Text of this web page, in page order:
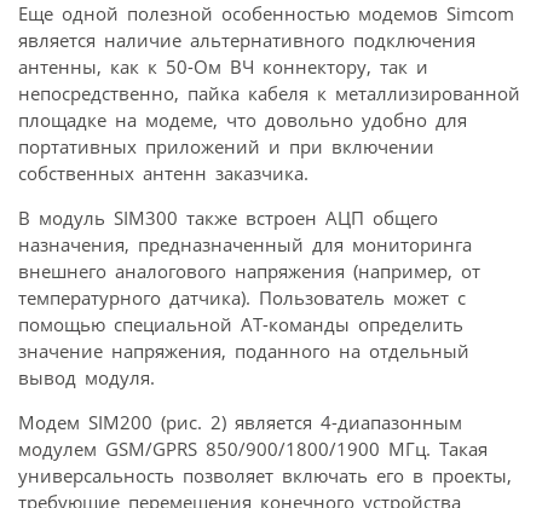
Еще одной полезной особенностью модемов Simcom
является наличие альтернативного подключения
антенны, как к 50-Ом ВЧ коннектору, так и
непосредственно, пайка кабеля к металлизированной
площадке на модеме, что довольно удобно для
портативных приложений и при включении
собственных антенн заказчика.
В модуль SIM300 также встроен АЦП общего
назначения, предназначенный для мониторинга
внешнего аналогового напряжения (например, от
температурного датчика). Пользователь может с
помощью специальной AT-команды определить
значение напряжения, поданного на отдельный
вывод модуля.
Модем SIM200 (рис. 2) является 4-диапазонным
модулем GSM/GPRS 850/900/1800/1900 MГц. Такая
универсальность позволяет включать его в проекты,
требующие перемещения конечного устройства